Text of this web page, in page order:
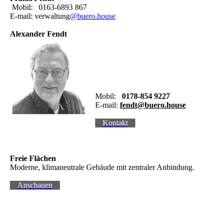
Mobil: 0163-6893 867
E-mail: verwaltung@buero.house
Alexander Fendt
Mobil:
0178-854 9227
E-mail: fendt@buero.house
Kontakt
Freie Flächen
Moderne, klimaneutrale Gebäude mit zentraler Anbindung.
Anschauen